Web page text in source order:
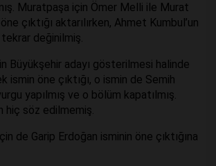
Muratpaşa için Ömer Melli ile Murat
çıktığı aktarılırken, Ahmet Kumbul’un
değinilmiş.
Büyükşehir adayı gösterilmesi halinde
ismin öne çıktığı, o ismin de Semih
yapılmış ve o bölüm kapatılmış.
hiç söz edilmemiş.
de Garip Erdoğan isminin öne çıktığına